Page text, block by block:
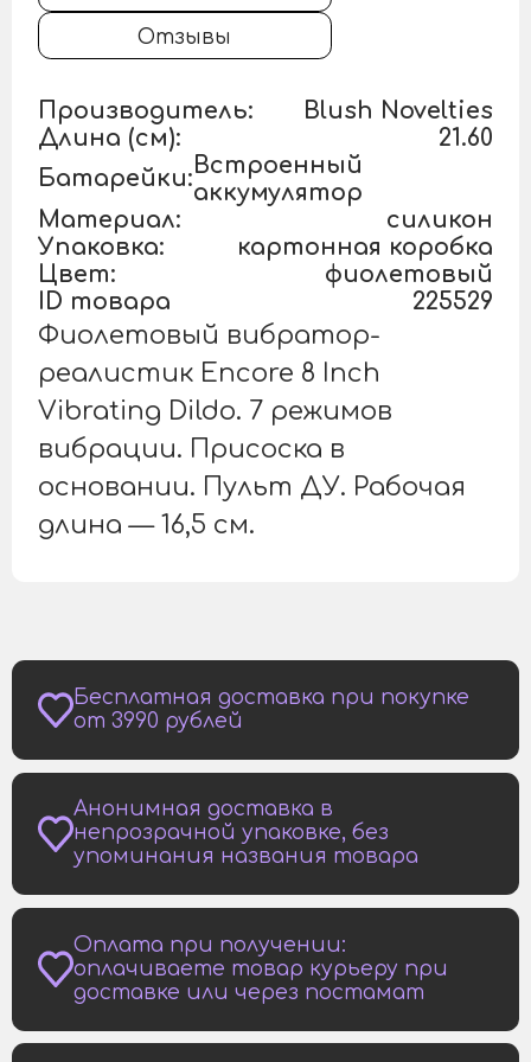
Отзывы
Производитель:
Blush Novelties
Длина (см):
21.60
Батарейки:
Встроенный
аккумулятор
Материал:
силикон
Упаковка:
картонная коробка
Цвет:
фиолетовый
ID товара
225529
Фиолетовый вибратор-
реалистик Encore 8 Inch
Vibrating Dildo. 7 режимов
вибрации. Присоска в
основании. Пульт ДУ. Рабочая
длина — 16,5 см.
Бесплатная доставка при покупке
от 3990 рублей
Анонимная доставка в
непрозрачной упаковке, без
упоминания названия товара
Оплата при получении:
оплачиваете товар курьеру при
доставке или через постамат